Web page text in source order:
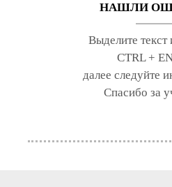
НАШЛИ
Выделите
CTRL +
далее следуйте
Спасибо за